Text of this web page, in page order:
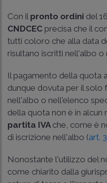
Con il pronto ordini del
CNDCEC precisa che il
tutti coloro che alla data
risultano iscritti nell'albo o
Il pagamento della quota
dunque dovuta per il solo
nell'albo o nell'elenco
della quota non è in
partita IVA che, come è
di iscrizione nell'albo (art.
Nonostante l'utilizzo del
come chiarito dalla